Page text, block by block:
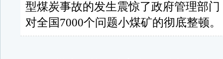
型煤炭事故的发生震惊了政府管理部
对全国7000个问题小煤矿的彻底整顿。